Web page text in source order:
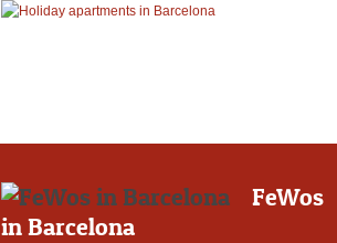
FeWos
in Barcelona